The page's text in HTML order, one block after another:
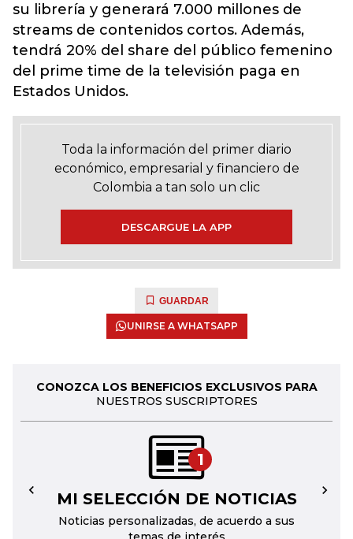
su librería y generará 7.000 millones de
streams de contenidos cortos. Además,
tendrá 20% del share del público femenino
del prime time de la televisión paga en
Estados Unidos.
Toda la información del primer diario
económico, empresarial y financiero de
Colombia a tan solo un clic
DESCARGUE LA APP
GUARDAR
UNIRSE A WHATSAPP
CONOZCA LOS BENEFICIOS EXCLUSIVOS PARA
NUESTROS SUSCRIPTORES
1
MI SELECCIÓN DE NOTICIAS
Noticias personalizadas, de acuerdo a sus
← →